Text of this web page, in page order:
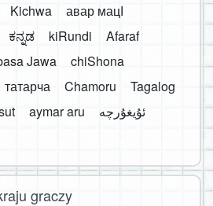
Kichwa
авар мацӀ
ಕನ್ನಡ kiRundi
Afaraf
Jawa
chiShona
татарча Chamoru
Tagalog
aymar aru
graczy